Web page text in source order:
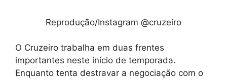
Reprodução/Instagram @cruzeiro
O Cruzeiro trabalha em duas frentes
importantes neste início de temporada.
Enquanto tenta destravar a negociação com o